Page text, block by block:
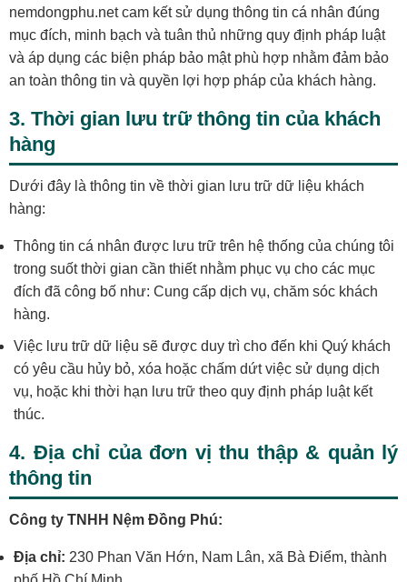
nemdongphu.net cam kết sử dụng thông tin cá nhân đúng
mục đích, minh bạch và tuân thủ những quy định pháp luật
và áp dụng các biện pháp bảo mật phù hợp nhằm đảm bảo
an toàn thông tin và quyền lợi hợp pháp của khách hàng.
3. Thời gian lưu trữ thông tin của khách
hàng
Dưới đây là thông tin về thời gian lưu trữ dữ liệu khách
hàng:
Thông tin cá nhân được lưu trữ trên hệ thống của chúng tôi
trong suốt thời gian cần thiết nhằm phục vụ cho các mục
đích đã công bố như: Cung cấp dịch vụ, chăm sóc khách
hàng.
Việc lưu trữ dữ liệu sẽ được duy trì cho đến khi Quý khách
có yêu cầu hủy bỏ, xóa hoặc chấm dứt việc sử dụng dịch
vụ, hoặc khi thời hạn lưu trữ theo quy định pháp luật kết
thúc.
4. Địa chỉ của đơn vị thu thập & quản lý
thông tin
Công ty TNHH Nệm Đồng Phú:
Địa chỉ: 230 Phan Văn Hớn, Nam Lân, xã Bà Điểm, thành